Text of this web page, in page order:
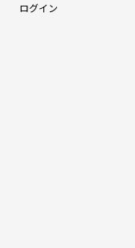
ログイン